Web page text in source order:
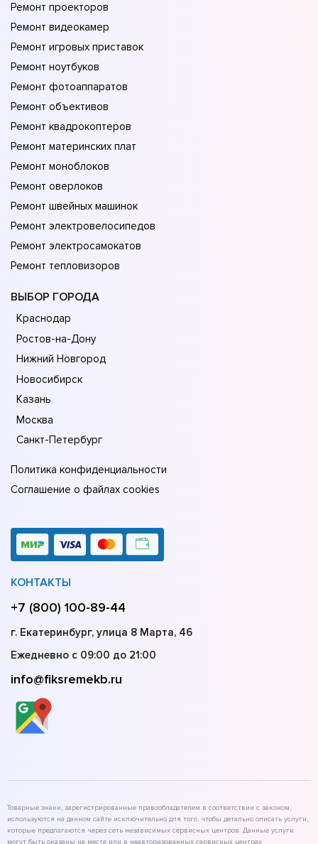
Ремонт проекторов
Ремонт видеокамер
Ремонт игровых приставок
Ремонт ноутбуков
Ремонт фотоаппаратов
Ремонт объективов
Ремонт квадрокоптеров
Ремонт материнских плат
Ремонт моноблоков
Ремонт оверлоков
Ремонт швейных машинок
Ремонт электровелосипедов
Ремонт электросамокатов
Ремонт тепловизоров
ВЫБОР ГОРОДА
Краснодар
Ростов-на-Дону
Нижний Новгород
Новосибирск
Казань
Москва
Санкт-Петербург
Политика конфиденциальности
Соглашение о файлах cookies
КОНТАКТЫ
+7 (800) 100-89-44
г. Екатеринбург, улица 8 Марта, 46
Ежедневно с 09:00 до 21:00
info@fiksremekb.ru
Товарные знаки, зарегистрированные правообладателем в соответствии с законом,
используются на данном сайте исключительно для того, чтобы детально описать услуги,
которые предлагаются через сеть независимых сервисных центров. Данные услуги
могут быть оказаны на месте или в неавторизованных сервисных центрах